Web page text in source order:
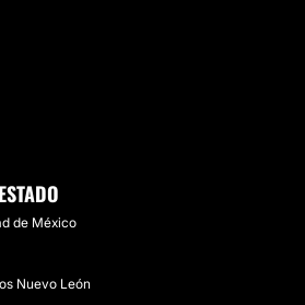
de México
Nuevo León